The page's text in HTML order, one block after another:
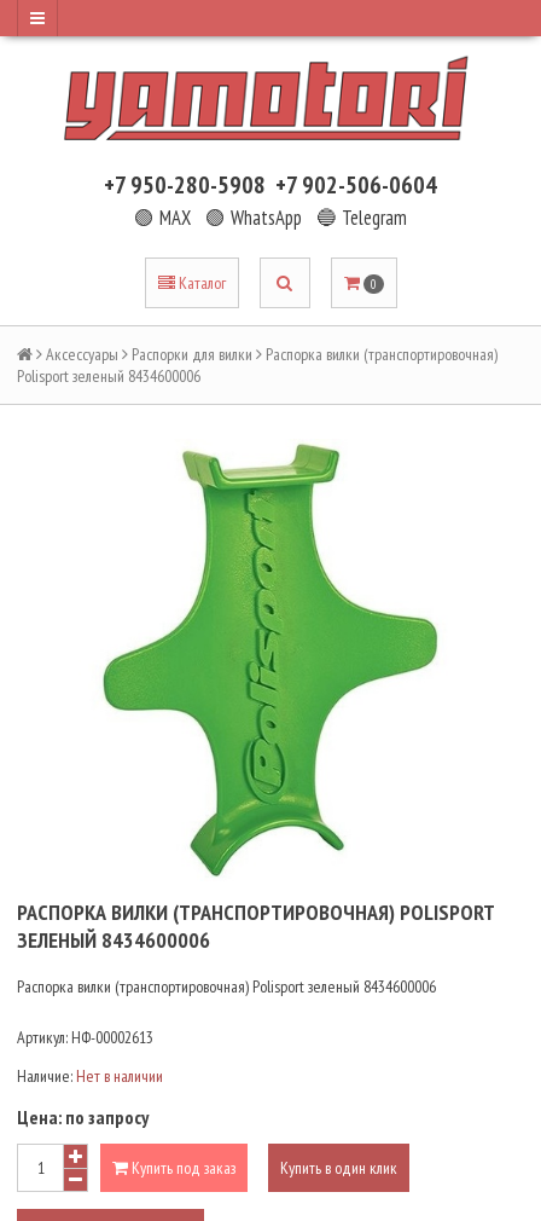
+7 950-280-5908 +7 902-506-0604
🟢 MAX 🟢 WhatsApp 🔵 Telegram
Каталог 0
Аксессуары Распорки для вилки
Распорка вилки (транспортировочная)
Polisport зеленый 8434600006
РАСПОРКА ВИЛКИ (ТРАНСПОРТИРОВОЧНАЯ) POLISPORT
ЗЕЛЕНЫЙ 8434600006
Распорка вилки (транспортировочная) Polisport зеленый 8434600006
Артикул: НФ-00002613
Наличие: Нет в наличии
Цена: по запросу
Купить под заказ Купить в один клик